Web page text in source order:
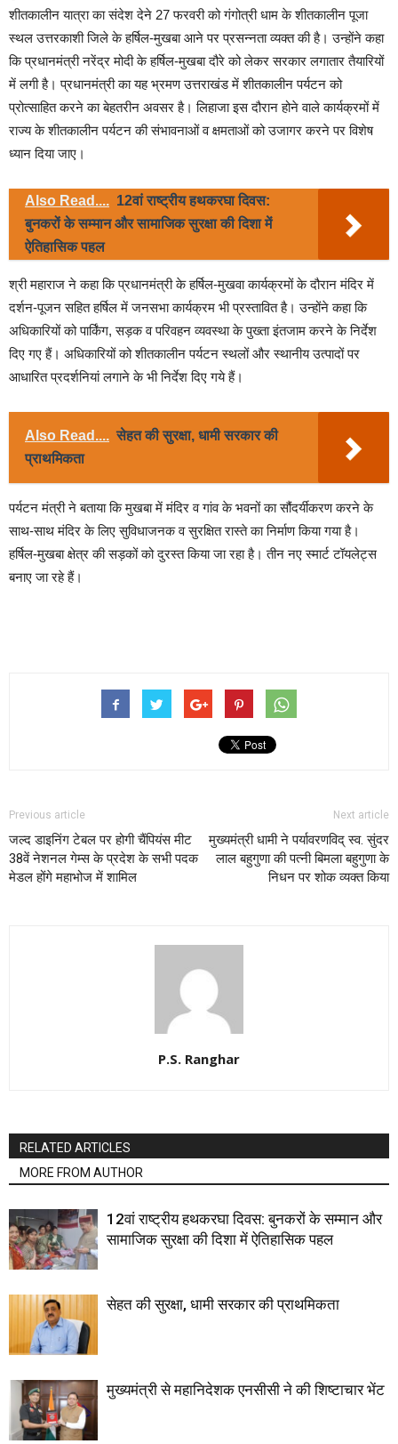
शीतकालीन यात्रा का संदेश देने 27 फरवरी को गंगोत्री धाम के शीतकालीन पूजा
स्थल उत्तरकाशी जिले के हर्षिल-मुखबा आने पर प्रसन्नता व्यक्त की है। उन्होंने कहा
कि प्रधानमंत्री नरेंद्र मोदी के हर्षिल-मुखबा दौरे को लेकर सरकार लगातार तैयारियों
में लगी है। प्रधानमंत्री का यह भ्रमण उत्तराखंड में शीतकालीन पर्यटन को
प्रोत्साहित करने का बेहतरीन अवसर है। लिहाजा इस दौरान होने वाले कार्यक्रमों में
राज्य के शीतकालीन पर्यटन की संभावनाओं व क्षमताओं को उजागर करने पर विशेष
ध्यान दिया जाए।
Also Read.... 12वां राष्ट्रीय हथकरघा दिवस:
बुनकरों के सम्मान और सामाजिक सुरक्षा की दिशा में
ऐतिहासिक पहल
श्री महाराज ने कहा कि प्रधानमंत्री के हर्षिल-मुखवा कार्यक्रमों के दौरान मंदिर में
दर्शन-पूजन सहित हर्षिल में जनसभा कार्यक्रम भी प्रस्तावित है। उन्होंने कहा कि
अधिकारियों को पार्किंग, सड़क व परिवहन व्यवस्था के पुख्ता इंतजाम करने के निर्देश
दिए गए हैं। अधिकारियों को शीतकालीन पर्यटन स्थलों और स्थानीय उत्पादों पर
आधारित प्रदर्शनियां लगाने के भी निर्देश दिए गये हैं।
Also Read.... सेहत की सुरक्षा, धामी सरकार की
प्राथमिकता
पर्यटन मंत्री ने बताया कि मुखबा में मंदिर व गांव के भवनों का सौंदर्यीकरण करने के
साथ-साथ मंदिर के लिए सुविधाजनक व सुरक्षित रास्ते का निर्माण किया गया है।
हर्षिल-मुखबा क्षेत्र की सड़कों को दुरस्त किया जा रहा है। तीन नए स्मार्ट टॉयलेट्स
बनाए जा रहे हैं।
Previous article
जल्द डाइनिंग टेबल पर होगी चैंपियंस मीट
38वें नेशनल गेम्स के प्रदेश के सभी पदक
मेडल होंगे महाभोज में शामिल
Next article
मुख्यमंत्री धामी ने पर्यावरणविद् स्व. सुंदर
लाल बहुगुणा की पत्नी बिमला बहुगुणा के
निधन पर शोक व्यक्त किया
P.S. Ranghar
RELATED ARTICLES
MORE FROM AUTHOR
12वां राष्ट्रीय हथकरघा दिवस: बुनकरों के सम्मान और
सामाजिक सुरक्षा की दिशा में ऐतिहासिक पहल
सेहत की सुरक्षा, धामी सरकार की प्राथमिकता
मुख्यमंत्री से महानिदेशक एनसीसी ने की शिष्टाचार भेंट